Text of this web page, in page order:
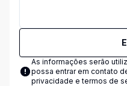
As informações serão
possa entrar em contato
privacidade e termos de